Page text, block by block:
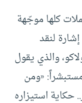
كلها موجّهة
لنقد
والذي يقول
«ومن
استيزاره